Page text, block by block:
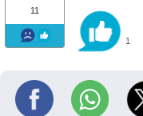
11
1